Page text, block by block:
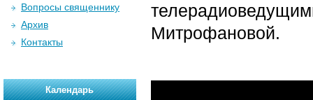
Митрофановой.
Вопросы священнику
Архив
Контакты
Календарь